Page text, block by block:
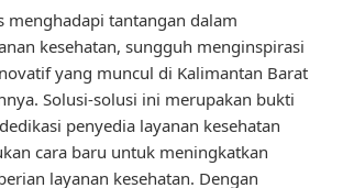
menghadapi tantangan dalam
kesehatan, sungguh menginspirasi
yang muncul di Kalimantan Barat
Solusi-solusi ini merupakan bukti
penyedia layanan kesehatan
cara baru untuk meningkatkan
layanan kesehatan. Dengan